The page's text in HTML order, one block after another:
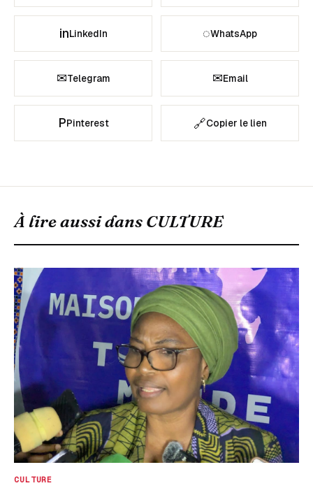
inLinkedIn ◌WhatsApp
✉Telegram ✉Email
PPinterest 🔗Copier le lien
À lire aussi dans CULTURE
CULTURE